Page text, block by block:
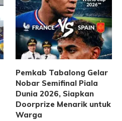
Pemkab Tabalong Gelar
Nobar Semifinal Piala
Dunia 2026, Siapkan
Doorprize Menarik untuk
Warga